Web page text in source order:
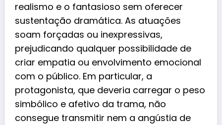
realismo e o fantasioso sem oferecer
sustentação dramática. As atuações
soam forçadas ou inexpressivas,
prejudicando qualquer possibilidade de
criar empatia ou envolvimento emocional
com o público. Em particular, a
protagonista, que deveria carregar o peso
simbólico e afetivo da trama, não
consegue transmitir nem a angústia de